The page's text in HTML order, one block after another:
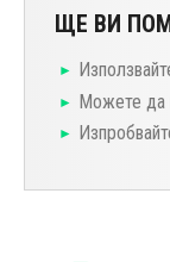
ЩЕ ВИ
Можете да